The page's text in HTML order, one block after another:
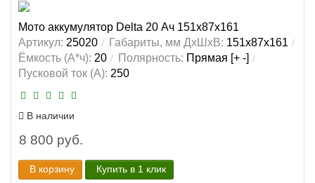
Мото аккумулятор Delta 20 Ач 151x87x161
Артикул: 25020 Габариты, мм ДхШхВ: 151x87x161
Ёмкость (А*ч): 20 Полярность: Прямая [+ -]
Пусковой ток (А): 250
В наличии
8 800 руб.
В корзину Купить в 1 клик